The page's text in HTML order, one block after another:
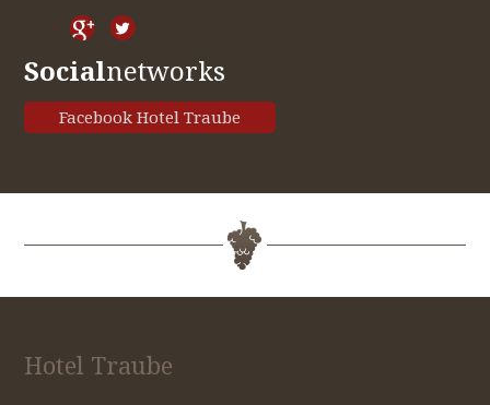
Socialnetworks
Facebook Hotel Traube
Hotel Traube